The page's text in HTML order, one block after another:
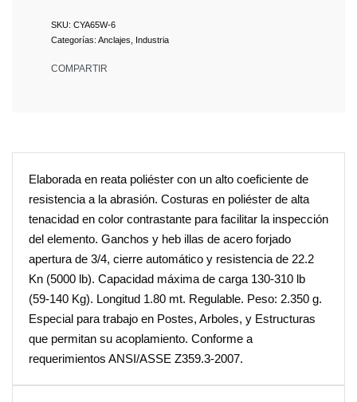
CYA65W-6
Categorías: Anclajes Industria
COMPARTIR
Elaborada en reata poliéster con un alto coeficiente de
resistencia a la abrasión. Costuras en poliéster de alta
tenacidad en color contrastante para facilitar la inspección
del elemento. Ganchos y heb illas de acero forjado
apertura de 3/4, cierre automático y resistencia de 22.2
Kn (5000 lb). Capacidad máxima de carga 130-310 lb
(59-140 Kg). Longitud 1.80 mt. Regulable. Peso: 2.350 g.
Especial para trabajo en Postes, Arboles, y Estructuras
que permitan su acoplamiento. Conforme a
requerimientos ANSI/ASSE Z359.3-2007.